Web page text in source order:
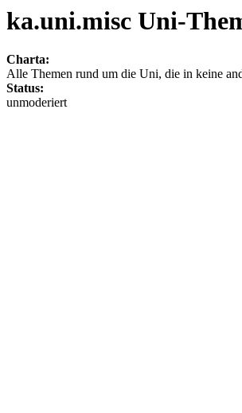
ka.uni.misc Uni-
Charta:
Alle Themen rund um die Uni, die in keine
Status:
unmoderiert